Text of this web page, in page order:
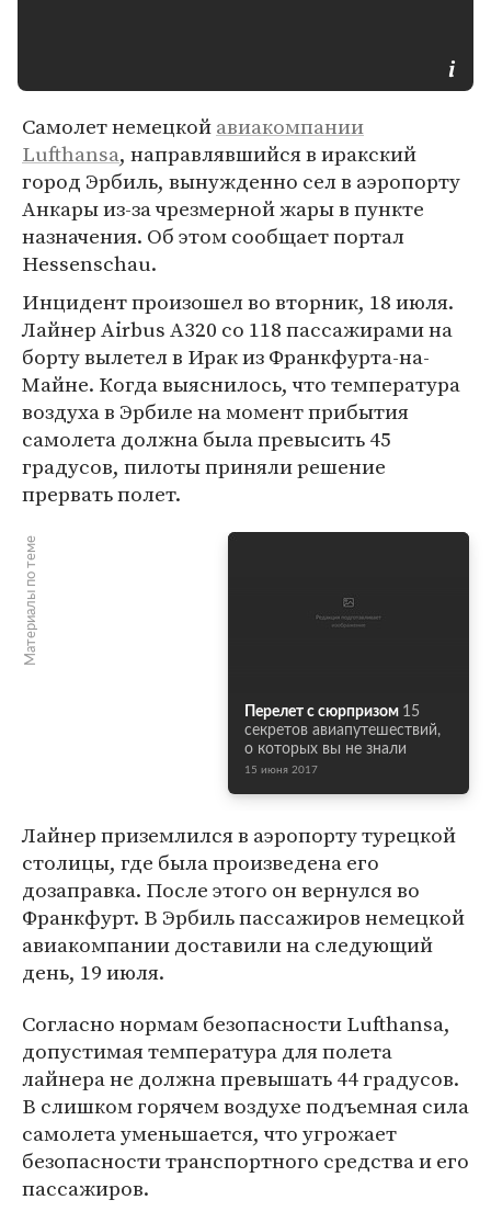
Самолет немецкойавиакомпании
Lufthansa, направлявшийся в иракский
город Эрбиль, вынужденно сел в аэропорту
Анкары из-за чрезмерной жары в пункте
назначения. Об этом сообщает портал
Hessenschau.
Инцидент произошел во вторник, 18 июля.
Лайнер Airbus A320 со 118 пассажирами на
борту вылетел в Ирак из Франкфурта-на-
Майне. Когда выяснилось, что температура
воздуха в Эрбиле на момент прибытия
самолета должна была превысить 45
градусов, пилоты приняли решение
прервать полет.
Материалы по теме
Перелет с сюрпризом 15
секретов авиапутешествий,
о которых вы не знали
15 июня 2017
Лайнер приземлился в аэропорту турецкой
столицы, где была произведена его
дозаправка. После этого он вернулся во
Франкфурт. В Эрбиль пассажиров немецкой
авиакомпании доставили на следующий
день, 19 июля.
Согласно нормам безопасности Lufthansa,
допустимая температура для полета
лайнера не должна превышать 44 градусов.
В слишком горячем воздухе подъемная сила
самолета уменьшается, что угрожает
безопасности транспортного средства и его
пассажиров.